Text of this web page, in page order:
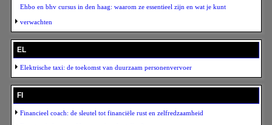
Ehbo en bhv cursus in den haag: waarom ze essentieel zijn en wat je kunt
verwachten
EL
Elektrische taxi: de toekomst van duurzaam personenvervoer
FI
Financieel coach: de sleutel tot financiële rust en zelfredzaamheid